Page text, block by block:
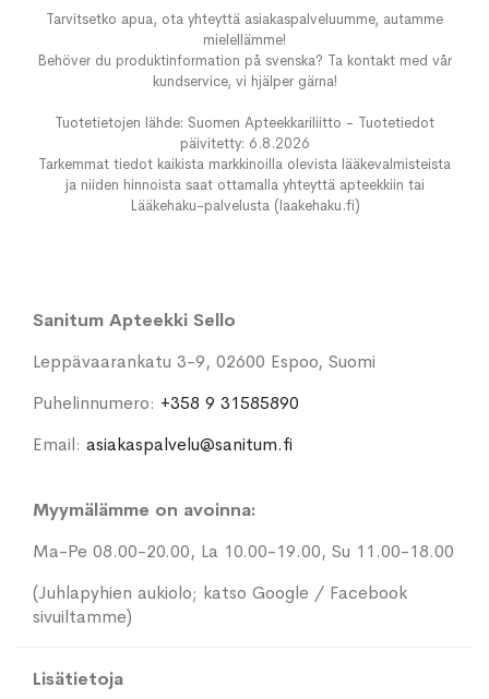
Tarvitsetko apua, ota yhteyttä asiakaspalveluumme, autamme
mielellämme!
Behöver du produktinformation på svenska? Ta kontakt med vår
kundservice, vi hjälper gärna!
Tuotetietojen lähde: Suomen Apteekkariliitto - Tuotetiedot
päivitetty: 6.8.2026
Tarkemmat tiedot kaikista markkinoilla olevista lääkevalmisteista
ja niiden hinnoista saat ottamalla yhteyttä apteekkiin tai
Lääkehaku-palvelusta (laakehaku.fi)
Sanitum Apteekki Sello
Leppävaarankatu 3-9, 02600 Espoo, Suomi
Puhelinnumero: +358 9 31585890
Email: asiakaspalvelu@sanitum.fi
Myymälämme on avoinna:
Ma-Pe 08.00-20.00, La 10.00-19.00, Su 11.00-18.00
(Juhlapyhien aukiolo; katso Google / Facebook
sivuiltamme)
Lisätietoja